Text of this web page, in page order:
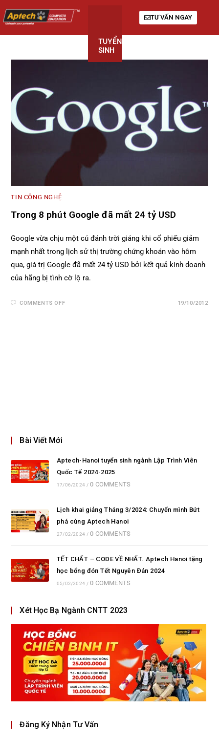
TUYỂN
SINH
TƯ VẤN NGAY
TIN CÔNG NGHỆ
Trong 8 phút Google đã mất 24 tỷ USD
Google vừa chịu một cú đánh trời giáng khi cổ phiếu giảm
mạnh nhất trong lịch sử thị trường chứng khoán vào hôm
qua, giá trị Google đã mất 24 tỷ USD bởi kết quả kinh doanh
của hãng bị tình cờ lộ ra.
COMMENTS OFF 19/10/2012
Bài Viết Mới
Aptech-Hanoi tuyển sinh ngành Lập Trình Viên
Quốc Tế 2024-2025
17/06/2024 / 0 COMMENTS
Lịch khai giảng Tháng 3/2024: Chuyển mình Bứt
phá cùng Aptech Hanoi
27/02/2024 / 0 COMMENTS
TẾT CHẤT – CODE VỀ NHẤT. Aptech Hanoi tặng
học bổng đón Tết Nguyên Đán 2024
05/02/2024 / 0 COMMENTS
Xét Học Bạ Ngành CNTT 2023
Đăng Ký Nhận Tư Vấn